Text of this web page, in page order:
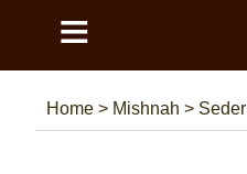
≡
Home > Mishnah >